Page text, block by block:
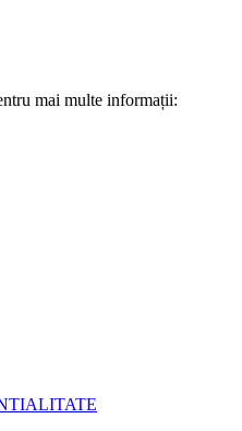
mai multe informații: